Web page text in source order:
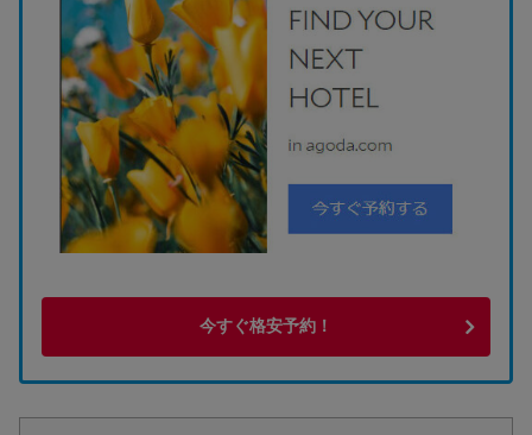
今すぐ格安予約！